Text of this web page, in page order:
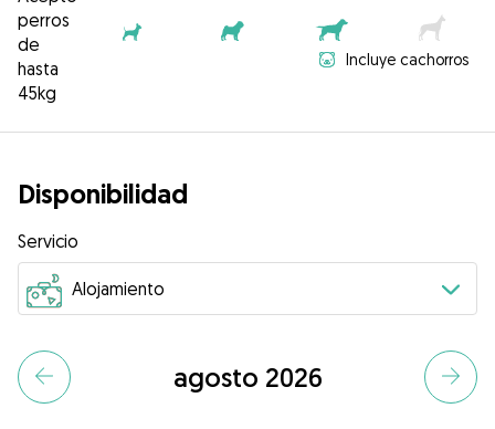
perros
de
hasta
45kg
Incluye cachorros
Disponibilidad
Servicio
agosto 2026